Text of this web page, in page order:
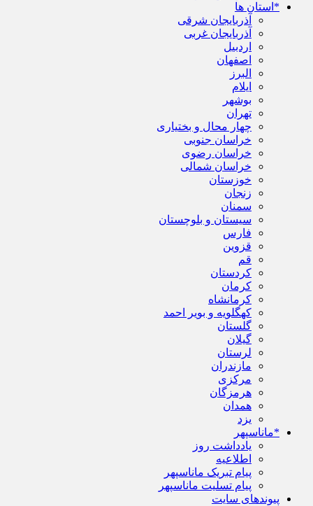
*استان ها
آذربایجان شرقی
آذربایجان غربی
اردبیل
اصفهان
البرز
ایلام
بوشهر
تهران
چهار محال و بختیاری
خراسان جنوبی
خراسان رضوی
خراسان شمالی
خوزستان
زنجان
سمنان
سیستان و بلوچستان
فارس
قزوین
قم
کردستان
کرمان
کرمانشاه
کهگلویه و بویر احمد
گلستان
گیلان
لرستان
مازندران
مرکزی
هرمزگان
همدان
یزد
*ماناسپهر
یادداشت روز
اطلاعیه
پیام تبریک ماناسپهر
پیام تسلیت ماناسپهر
پیوندهای سایت